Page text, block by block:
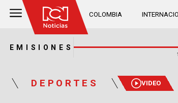
COLOMBIA
EMISIONES
DEPORTES VIDEO